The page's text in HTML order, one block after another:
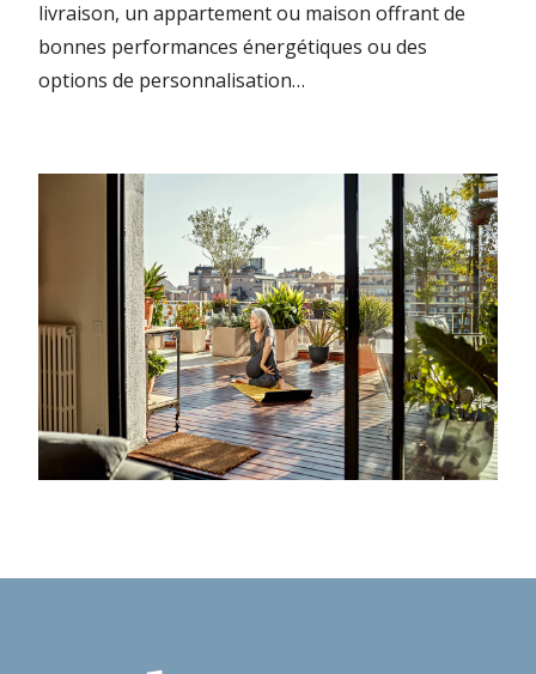
livraison, un appartement ou maison offrant de
bonnes performances énergétiques ou des
options de personnalisation…